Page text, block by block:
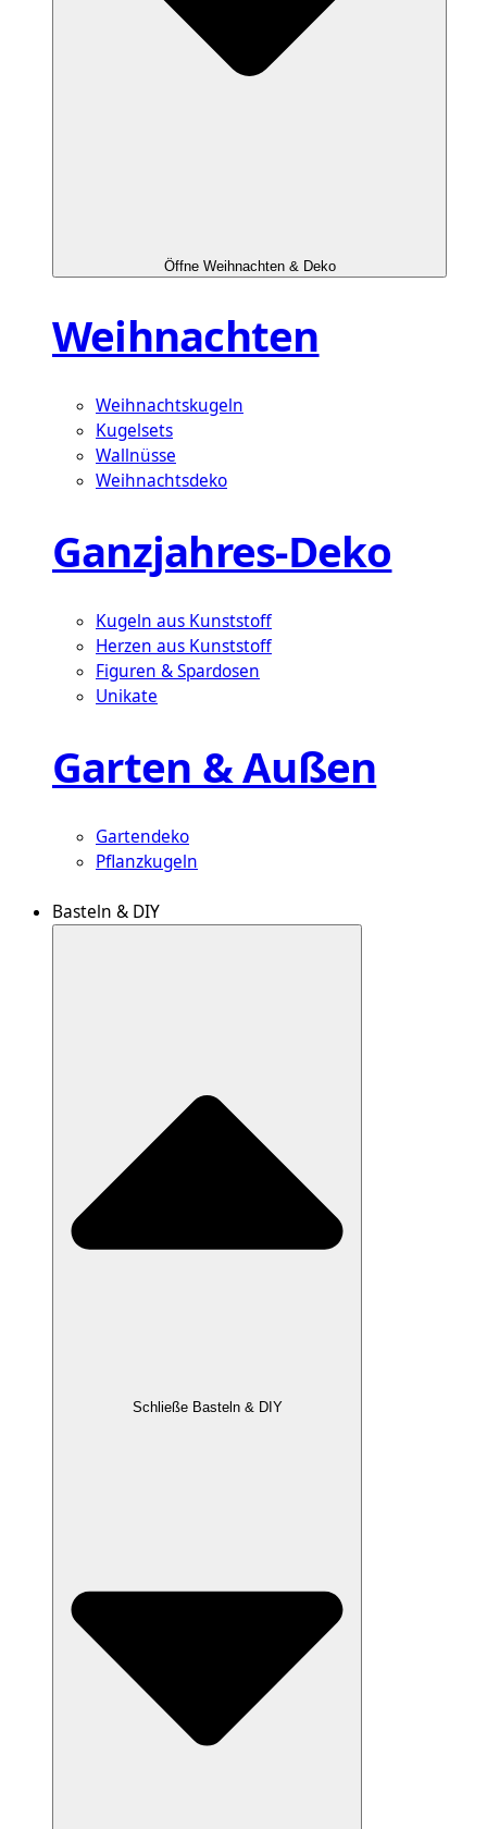
Öffne Weihnachten & Deko
Weihnachten
Weihnachtskugeln
Kugelsets
Wallnüsse
Weihnachtsdeko
Ganzjahres-Deko
Kugeln aus Kunststoff
Herzen aus Kunststoff
Figuren & Spardosen
Unikate
Garten & Außen
Gartendeko
Pflanzkugeln
Basteln & DIY
Schließe Basteln & DIY